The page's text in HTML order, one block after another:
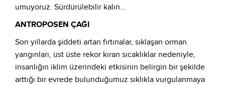
umuyoruz. Sürdürülebilir kalın…
ANTROPOSEN ÇAĞI
Son yıllarda şiddeti artan fırtınalar, sıklaşan orman
yangınları, üst üste rekor kıran sıcaklıklar nedeniyle,
insanlığın iklim üzerindeki etkisinin belirgin bir şekilde
arttığı bir evrede bulunduğumuz sıklıkla vurgulanmaya